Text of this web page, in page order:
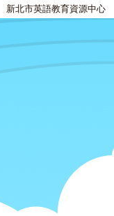
新北市英語教育資源中心